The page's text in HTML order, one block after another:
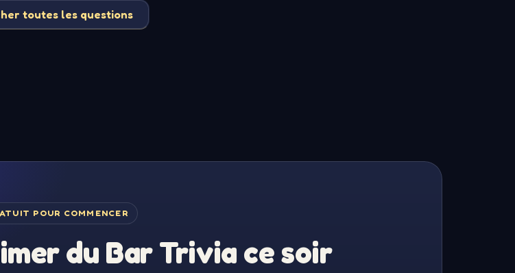
toutes les questions
POUR COMMENCER
du Bar Trivia ce soir